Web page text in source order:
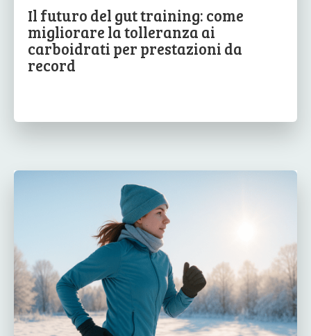
Il futuro del gut training: come
migliorare la tolleranza ai
carboidrati per prestazioni da
record